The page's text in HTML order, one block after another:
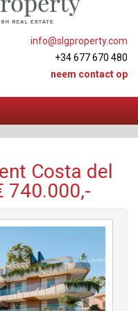
info@slgproperty.com
+34 677 670 480
neem contact op
Costa del
740.000,-